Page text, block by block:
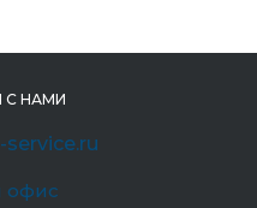
С НАМИ
офис